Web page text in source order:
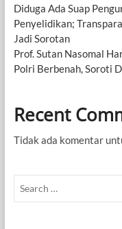
Diduga Ada Suap
Penyelidikan;
Jadi Sorotan
Prof. Sutan Nasomal
Polri Berbenah, Soroti
Recent
Tidak ada komentar